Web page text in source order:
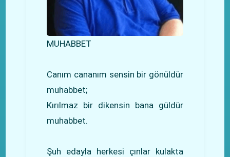
MUHABBET
Canım cananım sensin bir gönüldür
muhabbet;
Kırılmaz bir dikensin bana güldür
muhabbet.
Şuh edayla herkesi çınlar kulakta